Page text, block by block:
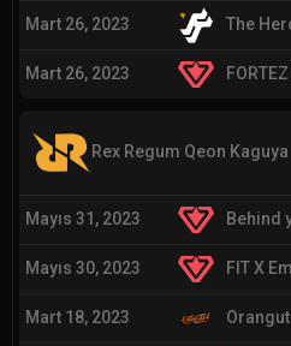
Mart 26, 2023 The
Mart 26, 2023
Rex Regum Qeon Kaguya
Mayıs 31, 2023 Behind
Mayıs 30, 2023 FIT X
Mart 18, 2023